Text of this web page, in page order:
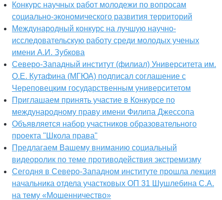
Конкурс научных работ молодежи по вопросам
социально-экономического развития территорий
Международный конкурс на лучшую научно-
исследовательскую работу среди молодых ученых
имени А.И. Зубкова
Северо-Западный институт (филиал) Университета им.
О.Е. Кутафина (МГЮА) подписал соглашение с
Череповецким государственным университетом
Приглашаем принять участие в Конкурсе по
международному праву имени Филипа Джессопа
Объявляется набор участников образовательного
проекта "Школа права"
Предлагаем Вашему вниманию социальный
видеоролик по теме противодействия экстремизму
Сегодня в Северо-Западном институте прошла лекция
начальника отдела участковых ОП 31 Шушлебина С.А.
на тему «Мошенничество»